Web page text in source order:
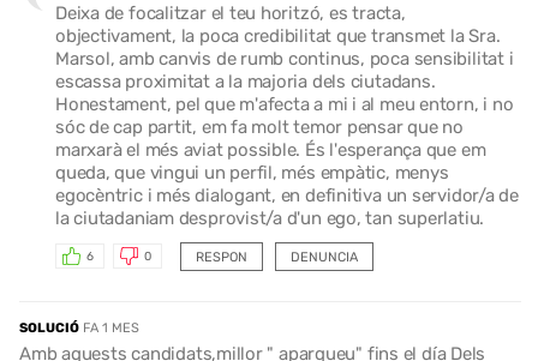
Deixa de focalitzar el teu horitzó, es tracta,
objectivament, la poca credibilitat que transmet la Sra.
Marsol, amb canvis de rumb continus, poca sensibilitat i
escassa proximitat a la majoria dels ciutadans.
Honestament, pel que m'afecta a mi i al meu entorn, i no
sóc de cap partit, em fa molt temor pensar que no
marxarà el més aviat possible. És l'esperança que em
queda, que vingui un perfil, més empàtic, menys
egocèntric i més dialogant, en definitiva un servidor/a de
la ciutadaniam desprovist/a d'un ego, tan superlatiu.
RESPON
6 0 DENUNCIA
SOLUCIÓ FA 1 MES
Amb aquests candidats,millor " aparqueu" fins el día Dels